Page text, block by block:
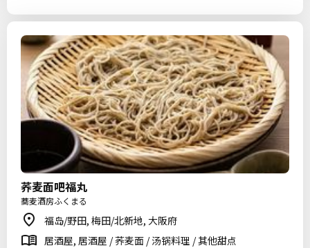
荞麦面吧福丸
蕎麦酒房ふくまる
福岛/野田, 梅田/北新地, 大阪府
居酒屋, 居酒屋 / 荞麦面 / 汤锅料理 / 其他甜点